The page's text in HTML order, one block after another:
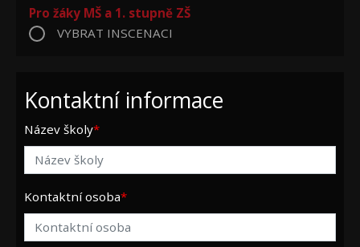
Pro žáky MŠ a 1. stupně ZŠ
VYBRAT INSCENACI
Kontaktní informace
Název školy
Kontaktní osoba